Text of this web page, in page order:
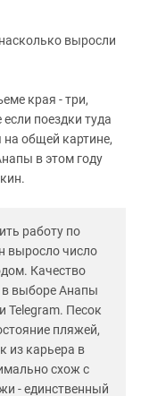
выросли
края - три,
поездки туда
на общей картине,
в этом году
работу по
выросло число
Качество
в выборе Анапы
Telegram. Песок
пляжей,
из карьера в
схож с
- единственный